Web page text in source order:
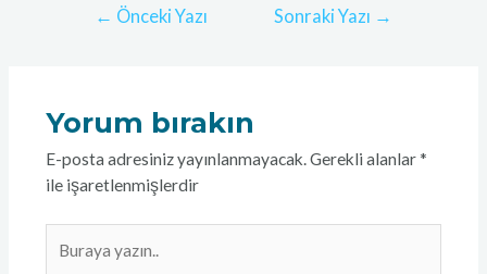
← Önceki Yazı Sonraki Yazı →
Yorum bırakın
E-posta adresiniz yayınlanmayacak.Gerekli alanlar *
ile işaretlenmişlerdir
yazın..